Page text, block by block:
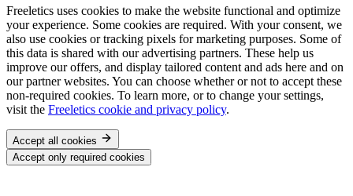
Freeletics uses cookies to make the website functional and optimize
your experience. Some cookies are required. With your consent, we
also use cookies or tracking pixels for marketing purposes. Some of
this data is shared with our advertising partners. These help us
improve our offers, and display tailored content and ads here and on
our partner websites. You can choose whether or not to accept these
non-required cookies. To learn more, or to change your settings,
visit the Freeletics cookie and privacy policy.
Accept all cookies
Accept only required cookies